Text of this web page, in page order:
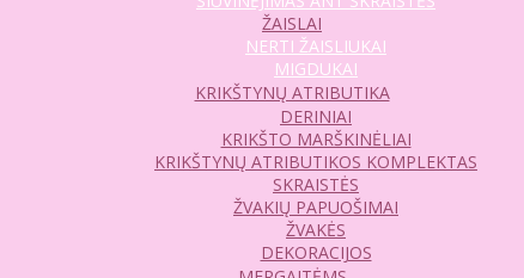
ŽAISLAI
NERTI ŽAISLIUKAI
MIGDUKAI
KRIKŠTYNŲ ATRIBUTIKA
DERINIAI
KRIKŠTO MARŠKINĖLIAI
KRIKŠTYNŲ ATRIBUTIKOS KOMPLEKTAS
SKRAISTĖS
ŽVAKIŲ PAPUOŠIMAI
ŽVAKĖS
DEKORACIJOS